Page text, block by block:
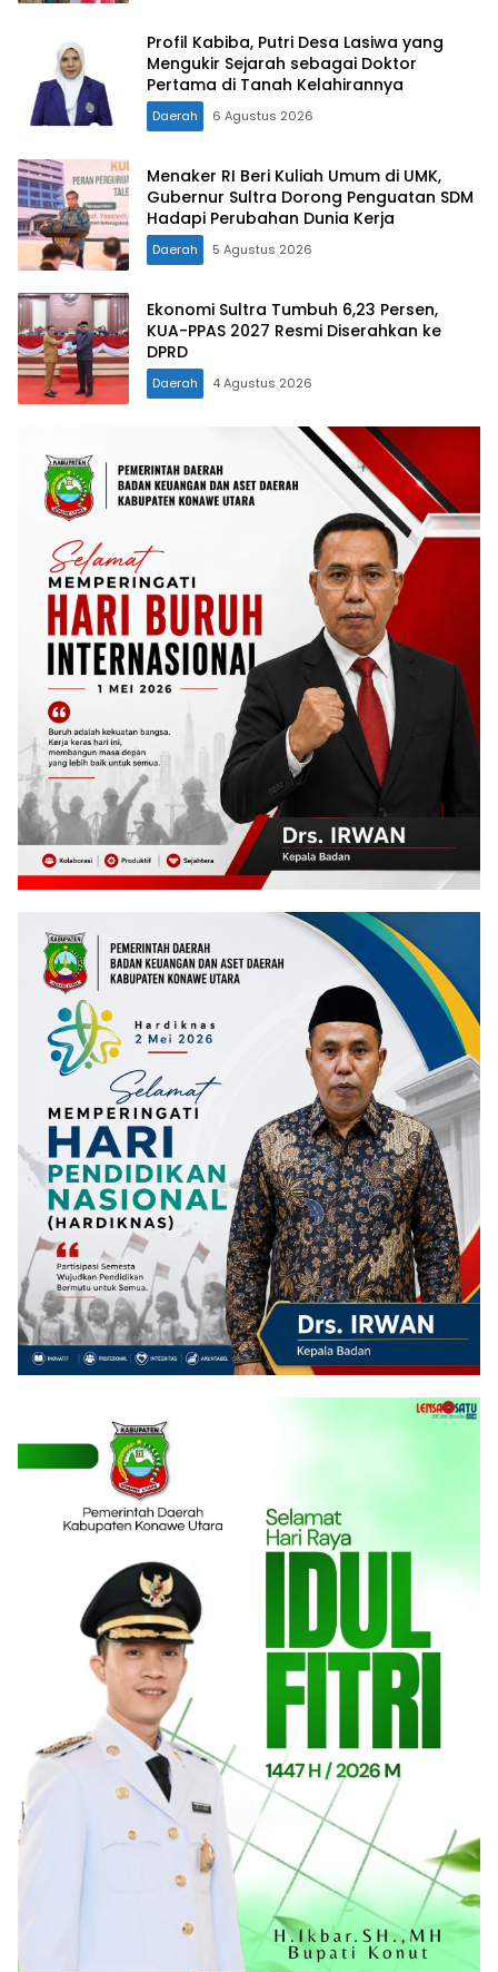
Profil Kabiba, Putri Desa Lasiwa yang
Mengukir Sejarah sebagai Doktor
Pertama di Tanah Kelahirannya
Daerah 6 Agustus 2026
Menaker RI Beri Kuliah Umum di UMK,
Gubernur Sultra Dorong Penguatan SDM
Hadapi Perubahan Dunia Kerja
Daerah 5 Agustus 2026
Ekonomi Sultra Tumbuh 6,23 Persen,
KUA-PPAS 2027 Resmi Diserahkan ke
DPRD
Daerah 4 Agustus 2026